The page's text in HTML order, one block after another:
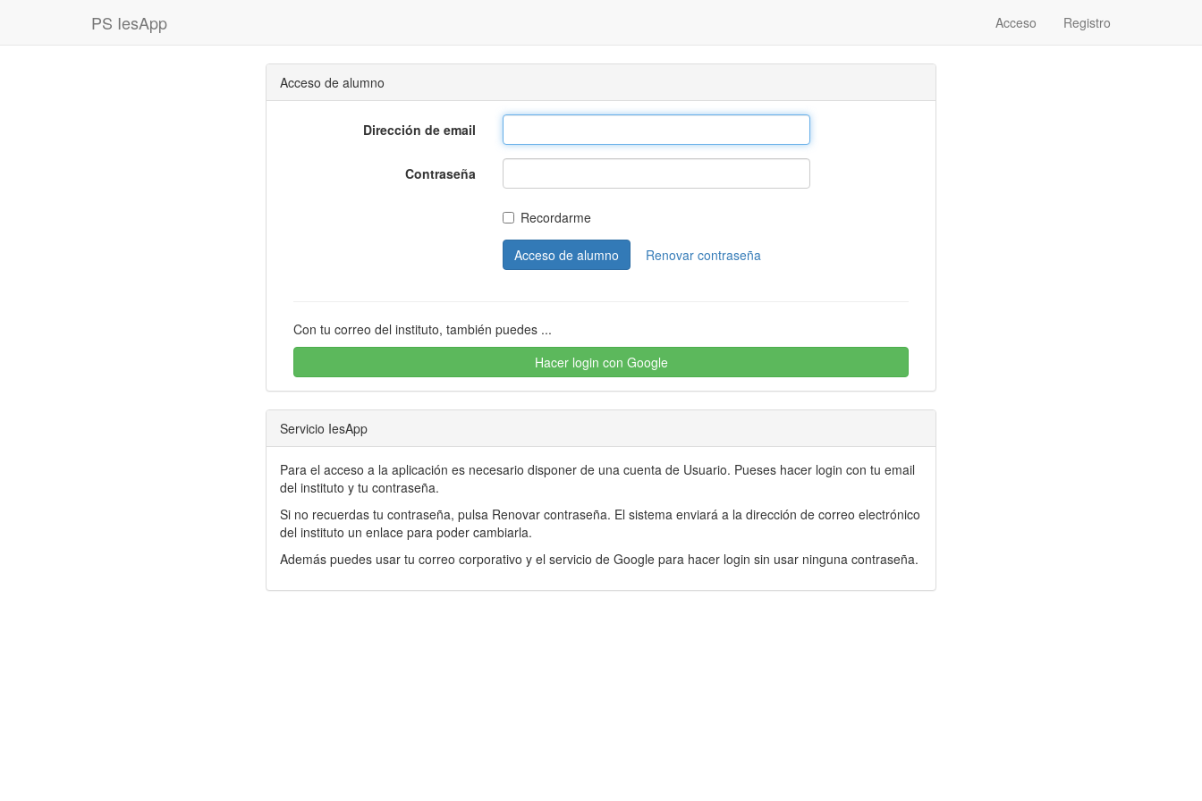
PS IesApp Acceso Registro
Acceso de alumno
Dirección de email
Contraseña
Recordarme
Acceso de alumno Renovar contraseña
Con tu correo del instituto, también puedes ...
Hacer login con Google
Servicio IesApp
Para el acceso a la aplicación es necesario disponer de una cuenta de Usuario. Pueses hacer login con tu email
del instituto y tu contraseña.
Si no recuerdas tu contraseña, pulsa Renovar contraseña. El sistema enviará a la dirección de correo electrónico
del instituto un enlace para poder cambiarla.
Además puedes usar tu correo corporativo y el servicio de Google para hacer login sin usar ninguna contraseña.